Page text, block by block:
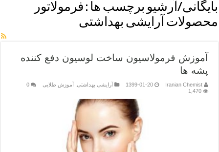
بایگانی/آرشیو برچسب ها : فرمولاتور
محصولات آرایشی بهداشتی
آموزش فرمولاسیون ساخت لوسیون دفع کننده
پشه ها
Iranian Chemist
1399-01-20 آرایشی بهداشتی آموزش طلایی
0
1,470